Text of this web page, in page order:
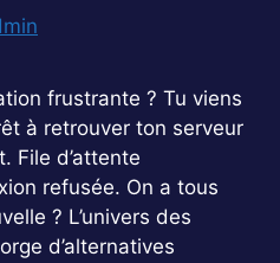
frustrante ? Tu viens
à retrouver ton serveur
File d’attente
refusée. On a tous
? L’univers des
d’alternatives